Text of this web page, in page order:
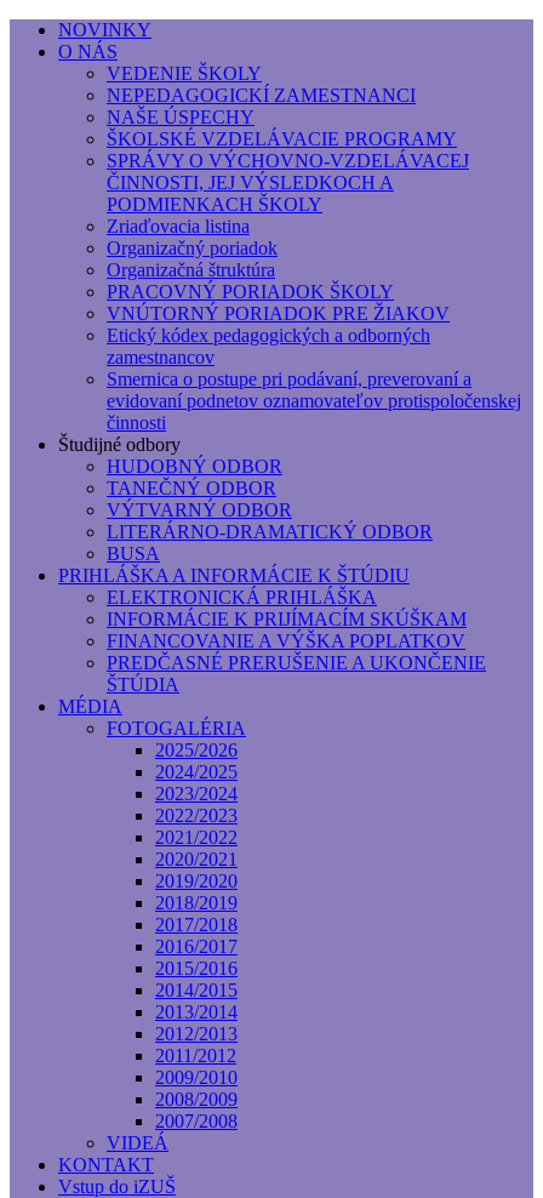
Základná umelecká škola, Hálkova
Základná umelecká škola, Hálkova 56, Bratislava -
NOVINKY
O NÁS
VEDENIE ŠKOLY
NEPEDAGOGICKÍ ZAMESTNANCI
NAŠE ÚSPECHY
ŠKOLSKÉ VZDELÁVACIE PROGRAMY
SPRÁVY O VÝCHOVNO-VZDELÁVACEJ
ČINNOSTI, JEJ VÝSLEDKOCH A
PODMIENKACH ŠKOLY
Zriaďovacia listina
Organizačný poriadok
Organizačná štruktúra
PRACOVNÝ PORIADOK ŠKOLY
VNÚTORNÝ PORIADOK PRE ŽIAKOV
Etický kódex pedagogických a odborných
zamestnancov
Smernica o postupe pri podávaní, preverovaní a
evidovaní podnetov oznamovateľov protispoločenskej
činnosti
Študijné odbory
HUDOBNÝ ODBOR
TANEČNÝ ODBOR
VÝTVARNÝ ODBOR
LITERÁRNO-DRAMATICKÝ ODBOR
BUSA
PRIHLÁŠKA A INFORMÁCIE K ŠTÚDIU
ELEKTRONICKÁ PRIHLÁŠKA
INFORMÁCIE K PRIJÍMACÍM SKÚŠKAM
FINANCOVANIE A VÝŠKA POPLATKOV
PREDČASNÉ PRERUŠENIE A UKONČENIE
ŠTÚDIA
MÉDIA
FOTOGALÉRIA
2025/2026
2024/2025
2023/2024
2022/2023
2021/2022
2020/2021
2019/2020
2018/2019
2017/2018
2016/2017
2015/2016
2014/2015
2013/2014
2012/2013
2011/2012
2009/2010
2008/2009
2007/2008
VIDEÁ
KONTAKT
Vstup do iZUŠ